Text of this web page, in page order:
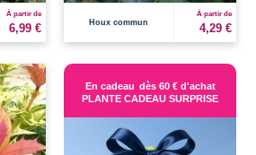
À partir de
6,99 € Houx commun
À partir de
4,29 €
En cadeau dès 60 € d'achat
PLANTE CADEAU SURPRISE